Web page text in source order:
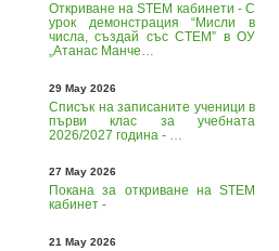
Откриване на STEM кабинети - С
урок демонстрация “Мисли в
числа, създай със СТЕМ” в ОУ
„Атанас Манче…
29 May 2026
Списък на записаните ученици в
първи клас за учебната
2026/2027 година - …
27 May 2026
Покана за откриване на STEM
кабинет -
21 May 2026